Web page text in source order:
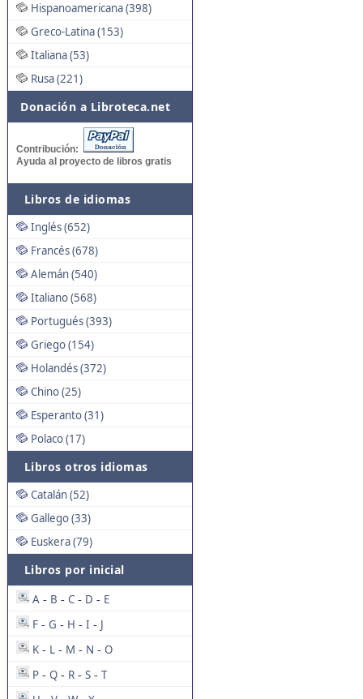
Hispanoamericana (398)
Greco-Latina (153)
Italiana (53)
Rusa (221)
Donación a Libroteca.net
Contribución:
Ayuda al proyecto de libros gratis
Libros de idiomas
Inglés (652)
Francés (678)
Alemán (540)
Italiano (568)
Portugués (393)
Griego (154)
Holandés (372)
Chino (25)
Esperanto (31)
Polaco (17)
Libros otros idiomas
Catalán (52)
Gallego (33)
Euskera (79)
Libros por inicial
A - B - C - D - E
F - G - H - I - J
K - L - M - N - O
P - Q - R - S - T